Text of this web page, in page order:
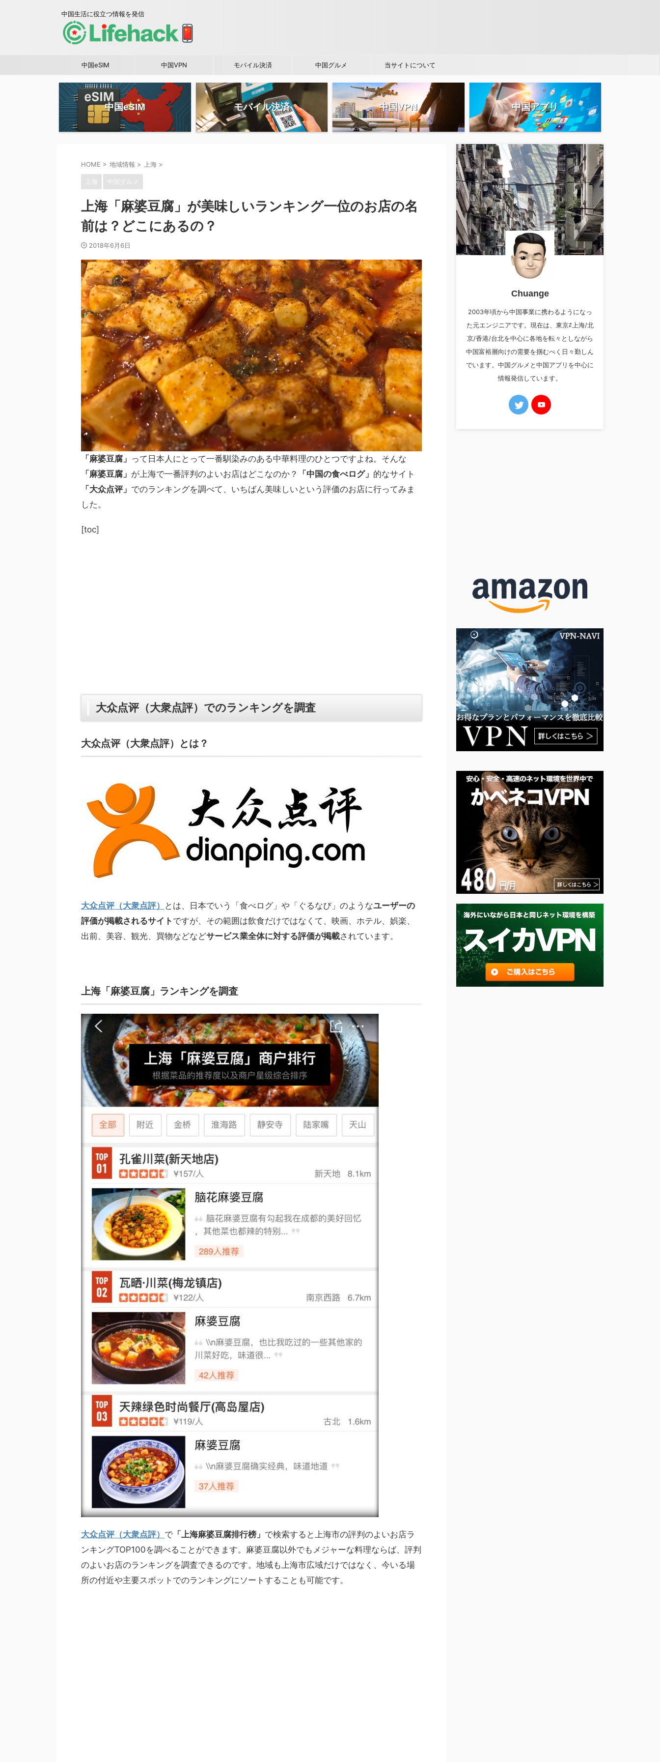
中国生活に役立つ情報を発信
中国eSIM 中国VPN モバイル決済 中国グルメ 当サイトについて
中国eSIM モバイル決済 中国VPN 中国アプリ
HOME > 地域情報 > 上海 >
上海 中国グルメ
上海「麻婆豆腐」が美味しいランキング一位のお店の名
前は？どこにあるの？
2018年6月6日
「麻婆豆腐」 って日本人にとって一番馴染みのある中華料理のひとつですよね。そんな
「麻婆豆腐」 が上海で一番評判のよいお店はどこなのか？ 「中国の食べログ」 的なサイト
「大众点评」 でのランキングを調べて、いちばん美味しいという評価のお店に行ってみま
した。
[toc]
大众点评（大衆点評）でのランキングを調査
大众点评（大衆点評）とは？
大众点评（大衆点評） とは、日本でいう「食べログ」や「ぐるなび」のようなユーザーの
評価が掲載されるサイト ですが、その範囲は飲食だけではなくて、映画、ホテル、娯楽、
出前、美容、観光、買物などなどサービス業全体に対する評価が掲載されています。
上海「麻婆豆腐」ランキングを調査
大众点评（大衆点評） で 「上海麻婆豆腐排行榜」 で検索すると上海市の評判のよいお店ラ
ンキングTOP100を調べることができます。麻婆豆腐以外でもメジャーな料理ならば、評判
のよいお店のランキングを調査できるのです。地域も上海市広域だけではなく、今いる場
所の付近や主要スポットでのランキングにソートすることも可能です。
Chuange
2003年頃から中国事業に携わるようになっ
た元エンジニアです。現在は、東京⇄上海/北
京/香港/台北を中心に各地を転々としながら
中国富裕層向けの需要を掴むべく日々勤しん
でいます。中国グルメと中国アプリを中心に
情報発信しています。